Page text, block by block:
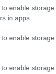
enable
in apps.
enable
enable